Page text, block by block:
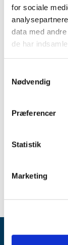
for sociale
data med
de har
Nødvendig
Præferencer
Statistik
Marketing
AX039/22/
Medicinsk